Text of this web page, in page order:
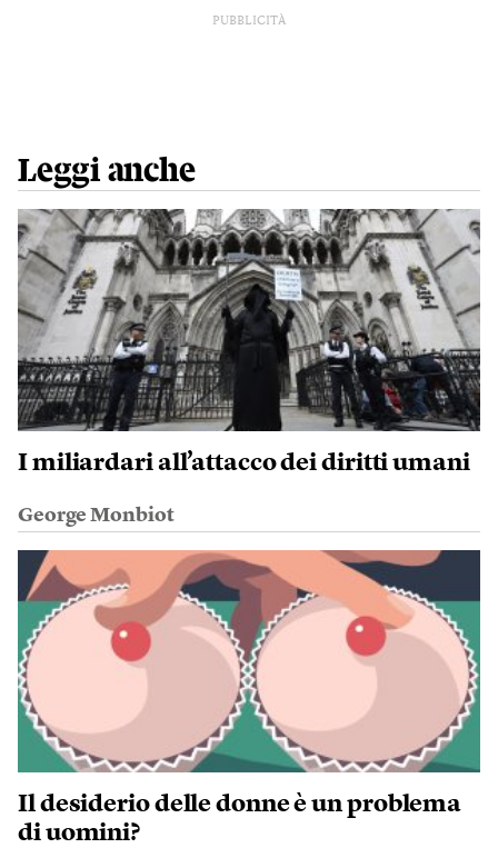
PUBBLICITÀ
Leggi anche
I miliardari all’attacco dei diritti umani
George Monbiot
Il desiderio delle donne è un problema
di uomini?